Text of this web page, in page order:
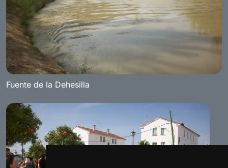
Fuente de la Dehesilla